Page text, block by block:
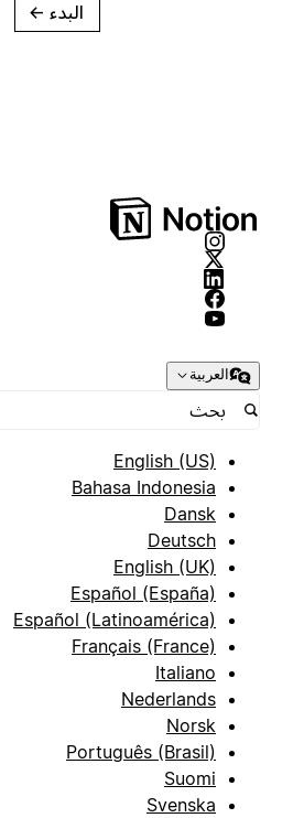
→
العربية
English (US)
Bahasa Indonesia
Dansk
Deutsch
English (UK)
Español (España)
Español (Latinoamérica)
Français (France)
Italiano
Nederlands
Norsk
Português (Brasil)
Suomi
Svenska